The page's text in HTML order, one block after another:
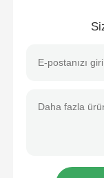
Küçük Oyun